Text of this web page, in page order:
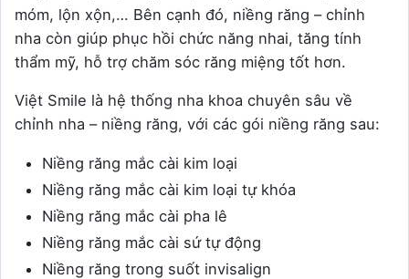
móm, lộn xộn,… Bên cạnh đó, niềng răng – chỉnh
nha còn giúp phục hồi chức năng nhai, tăng tính
thẩm mỹ, hỗ trợ chăm sóc răng miệng tốt hơn.
Việt Smile là hệ thống nha khoa chuyên sâu về
chỉnh nha – niềng răng, với các gói niềng răng sau:
Niềng răng mắc cài kim loại
Niềng răng mắc cài kim loại tự khóa
Niềng răng mắc cài pha lê
Niềng răng mắc cài sứ tự động
Niềng răng trong suốt invisalign